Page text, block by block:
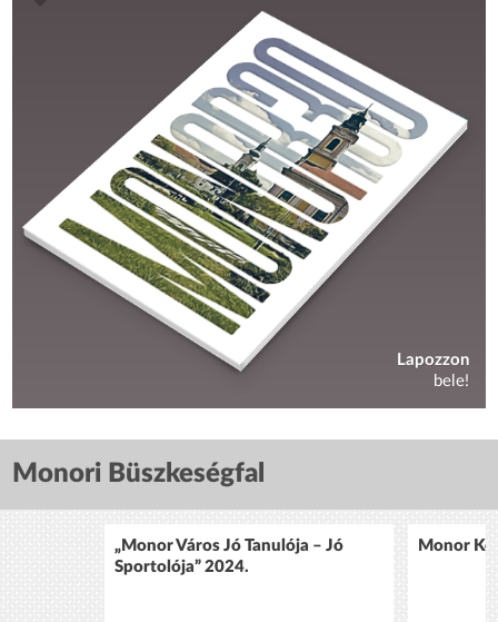
Lapozzon
bele!
Monori Büszkeségfal
„Monor Város Jó Tanulója – Jó
Sportolója” 2024.
Monor